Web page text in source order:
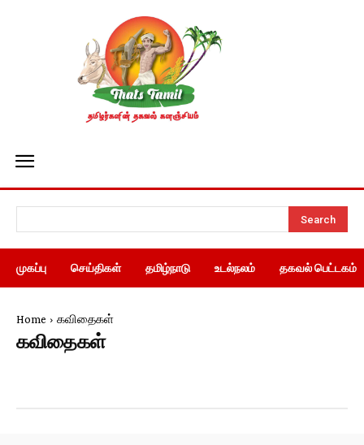
Search
முகப்பு செய்திகள் தமிழ்நாடு உடல்நலம் தகவல் பெட்டகம்
Home கவிதைகள்
கவிதைகள்